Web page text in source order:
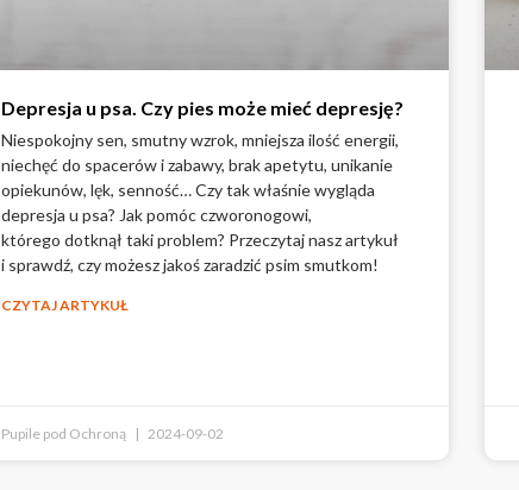
Depresja u psa. Czy pies może mieć depresję?
Niespokojny sen, smutny wzrok, mniejsza ilość energii,
niechęć do spacerów i zabawy, brak apetytu, unikanie
opiekunów, lęk, senność… Czy tak właśnie wygląda
depresja u psa? Jak pomóc czworonogowi,
którego dotknął taki problem? Przeczytaj nasz artykuł
i sprawdź, czy możesz jakoś zaradzić psim smutkom!
CZYTAJ ARTYKUŁ
Pupile pod Ochroną 2024-09-02